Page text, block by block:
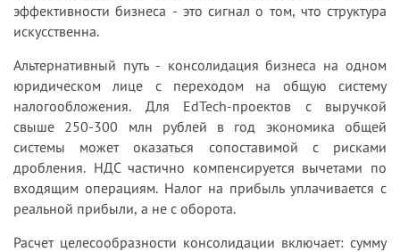
эффективности бизнеса - это сигнал о том, что структура
искусственна.
Альтернативный путь - консолидация бизнеса на одном
юридическом лице с переходом на общую систему
налогообложения. Для EdTech-проектов с выручкой
свыше 250-300 млн рублей в год экономика общей
системы может оказаться сопоставимой с рисками
дробления. НДС частично компенсируется вычетами по
входящим операциям. Налог на прибыль уплачивается с
реальной прибыли, а не с оборота.
Расчет целесообразности консолидации включает: сумму